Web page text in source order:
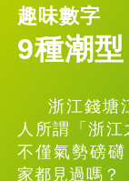
趣味數字
9種潮型
浙江錢塘江
人所謂「浙
不僅氣勢磅
家都見過嗎？